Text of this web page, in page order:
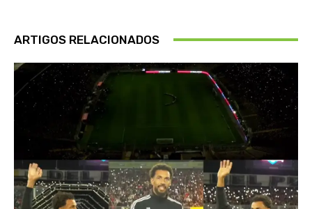
ARTIGOS RELACIONADOS